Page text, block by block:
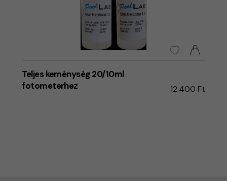
Teljes keménység 20/10ml
fotometerhez
12.400 Ft